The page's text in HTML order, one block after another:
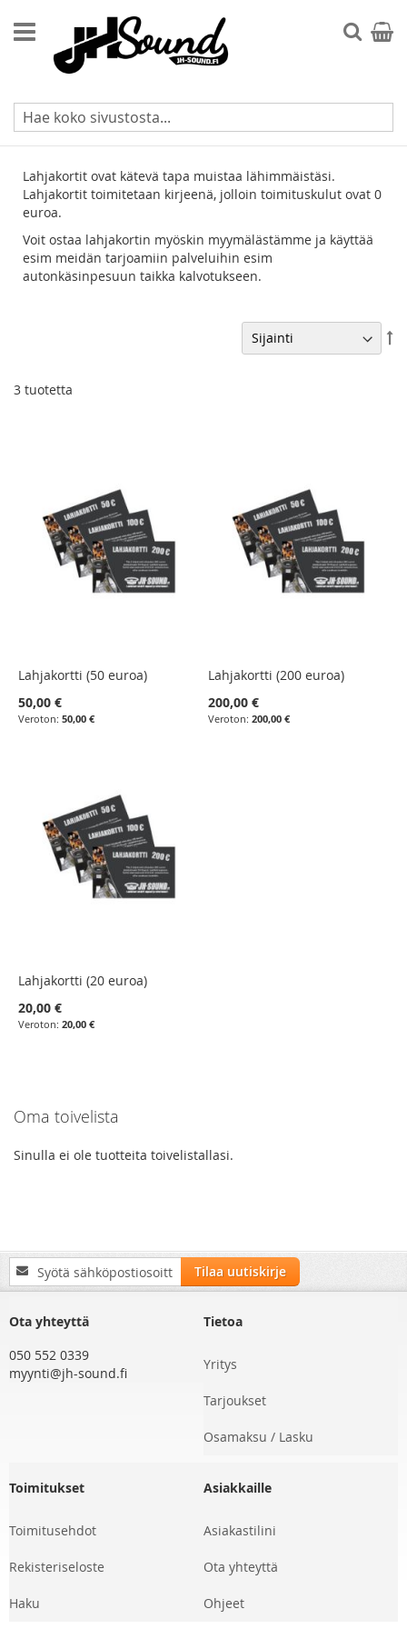
to
Content
Lahjakortit
Lahjakortit ovat kätevä tapa muistaa lähimmäistäsi.
Lahjakortit toimitetaan kirjeenä, jolloin toimituskulut ovat 0
euroa.
Voit ostaa lahjakortin myöskin myymälästämme ja käyttää
esim meidän tarjoamiin palveluihin esim
autonkäsinpesuun taikka kalvotukseen.
3 tuotetta
Lahjakortti (50 euroa)
50,00 €
50,00 €
Lahjakortti (200 euroa)
200,00 €
200,00 €
Lahjakortti (20 euroa)
20,00 €
20,00 €
Oma toivelista
Sinulla ei ole tuotteita toivelistallasi.
Tilaa
uutiskirjeemme:
Tilaa uutiskirje
Ota yhteyttä
050 552 0339
myynti@jh-sound.fi
Tietoa
Yritys
Tarjoukset
Osamaksu / Lasku
Toimitukset
Toimitusehdot
Rekisteriseloste
Haku
Asiakkaille
Asiakastilini
Ota yhteyttä
Ohjeet